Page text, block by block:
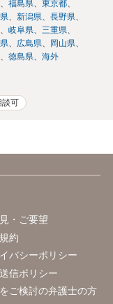
福島県
東京都
新潟県
長野県
岐阜県
三重県
広島県
岡山県
徳島県 海外
談可
・ご要望
約
バシーポリシー
信ポリシー
ご検討の弁護士の方